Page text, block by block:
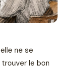
ne se
le bon